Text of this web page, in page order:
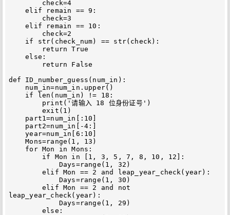
    elif remain == 9:
    elif remain == 10:
    else:
def ID_number_guess(num_in):
        exit(1)
    year=num_in[6:10]
    Mons=range(1, 13)
        elif Mon == 2 and leap_year_check(year):
        elif Mon == 2 and not
leap_year_check(year):
        else: